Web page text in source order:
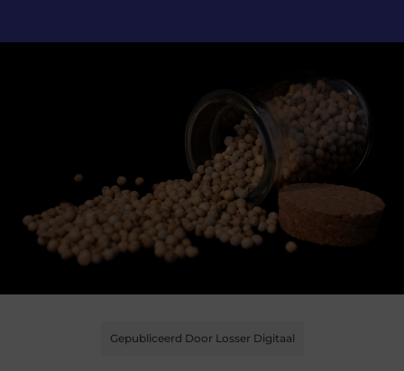
Gepubliceerd Door Losser Digitaal